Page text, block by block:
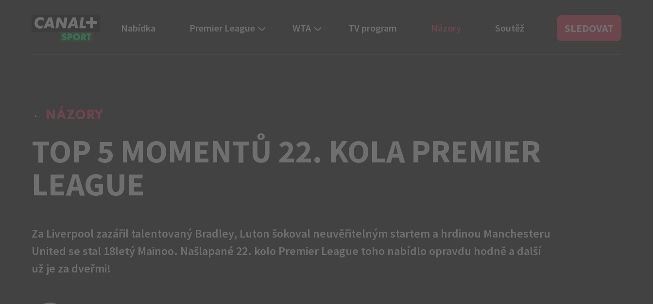
CANAL+ Sport Nabídka Premier League WTA TV program Názory Soutěž SLEDOVAT
NÁZORY
TOP 5 MOMENTŮ 22. KOLA PREMIER
LEAGUE
Za Liverpool zazářil talentovaný Bradley, Luton šokoval neuvěřitelným startem a hrdinou Manchesteru
United se stal 18letý Mainoo. Našlapané 22. kolo Premier League toho nabídlo opravdu hodně a další
už je za dveřmi!